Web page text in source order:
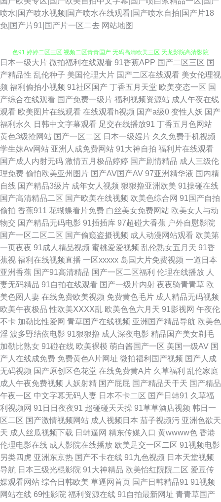
喷水|国产喷水视频|国产喷水在线观看|国产喷水自拍|国产片18
免|国产片91|国产片一区二去 网站地图
91色涩 欧美啪啪啪一区二区 亚洲伊人无码 在线理论片 亚洲美女图片 网站黄
色91 婷婷二区三区 视频二区青青国产 无码高清欧美三区 天龙影院高清影院
亚洲久久一道本视频 正品导航福利大全 91吃瓜抖阴 91九色蝌蚪视频网 91软
件看片下载 91午夜在线视频 91专媒 操操影视 欧美浮力电影院第一页 青苹果
乐园在线影视 日韩精品最新 深夜成人 日韩欧美天堂 日韩特级性交 性网址 性
生活在线免费观看 五月丁香激色婷五月天 伊人青青草综合网 在线不卡 成人
一级片 91n在线 91国视频在线观看 91欧美柠檬成人剧场 91社入口 91蜜桃
视频后入 91内射母女 91黄色的 91老熟女露脸精品 91国内在线观看 91成人
区 91av手机视频在线 正品导航福利大全 91豆花视频免费观看 91精品国产精
品 91黄色在线免费 91好福利 91黄色网 91豆花影院在线视频 先锋影院 网页
导航 午夜男女福利 我的小后妈高清观看 亚洲图片在线 野花免费观看在线观
看 中文字幕欧美 在线观看资源网站 在线亚洲中文精品 91白浆 91国内香蕉
91极品天堂 91福利入口 91经典视频 91国产系列 91国产极品丝袜女 91精选
在线观看 91妹妹久久 91免费视频版 国产肏屄麻豆精品 国内人人 精品国产熟
女在线一区 久久国产精品欧美 久久黄色大网站 啦啦啦视频在线观看视频 欧
美男女在线免费 欧美性爱一区 欧美专区日韩 欧美夜午理论片 三级在线 四虎
影视永久在线精品 首页av网站 少妇一线天 久久久永久免费 欧美专区16p 色
戒238分钟未删减版 香蕉视频下载黄在线 在线免费观看18 91C人视频 91白
日本一级大片 微拍福利在线观看 91香蕉APP 国产二区三区 国
产精品性 乱伦种子 美国伦理大片 国产二区在线观看 美女伦理视
频 福利偷拍小视频 91社区国产 丁香五月天堂 欧美变态一区 国
产综合在线观看 国产免费一级片 福利视频资源站 成人午夜在线
观看 欧美图片在线观看 在线观看h视频 国产a级0 变性人妖 国产
福利永久
日韩中文字幕观看 足交在线播放91 丁香五月色网站
黄色3级抢网站 国产一区二区 日本一级婬片 久久免费手机视频
学生妹Av网站 亚洲人成免费网站 91大神自拍 福利片在线观看
国产成人内射无码 激情五月极品婷婷 国产剧情精品 成人三级伦
理免费 偷怕欧美亚州图片 国产AV国产AV 97亚洲精华液 国内精
自线 国产精品3级片 成年女人视频 狠狠撸亚洲欧美 91操碰在线
国产高清精品二区 国产欧美在线视频 欧美色综合网 91国产自拍
偷拍 香蕉911 花蝴蝶看片免费 白丝美女免费网站 欧美女人与动
物交 国产精品无码电影 91插插库 97超碰大香蕉 户外自慰影院
国产一区二区二区 国产偷窥盗摄视频 成人动漫网站观看 欧美第
一页夜夜 91成人精品视频 蜜桃爱爱视频 乱伦熟女五月天 91香
蕉视 福利在线视频直播 一区xxxxx 岛国大片免费视频 一道日本
亚洲香蕉 国产91高清精品 国产一区二区福利 伦理在线播放 人
妻无码精品 91自拍在线观看 国产一级片内射 夜夜骑青青草 欧
美色图人妻 在线免费欧美视频 免费黄色毛片 成人精品无码视频
欧美午夜极品 性欧美ⅩⅩⅩⅩ乱 欧美色色六月天 91影视网 午夜伦
不卡 加勒比性爱网 青草国产在线视频 亚洲国产精品导航 欧美色
淫 波多野结依电影 91狠狠撸 成人深夜电影 精品国产美女剃毛
加勒比熟女 91碰在线 欧美裸模 萌白酱国产一区 美国一级AV 国
产人在线成免费 免费黄色A片网址 微拍福利国产视频 国产人成
无码视频 国产原创区色花堂 在线免费黄A片 久草福利 乱伦家庭
成人午夜免费视频 人妖射精 国产屁屁 国产精品天干天 国产精品
午夜一区 中文字幕无码人妻 日本不卡二区 国产日韩91 久草福
利视频网 91日日夜夜91 超碰碰天天操 91草草酒店视频 韩日一
区二区 国产激情视频网站 成人视频日本 茄子视频污 亚洲色欲天
天 成人丝瓜视频下载 日韩逼网 精东传媒入口 黄wwww色 香港
伦理电影在线 成人影院在线播放 欧美足交一区二区 91视频电影
另类四虎 亚洲东京热 国产不卡在线 91九色视频 日本天堂视频
导航 日本三级光棍影院 91大神精品 欧美怡红院院二区 爱豆传
媒观看网站 综合日韩欧美 草逼网首页 国产日韩精品91 91视频
网站在线 69性影院 福利资源在线 91自拍最新网址 青青草国产